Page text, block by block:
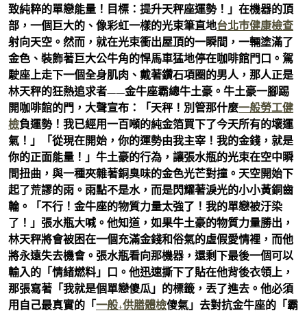
致純粹的單戀能量！目標：提升天秤座運勢！」在機器的頂
部，一個巨大的、像彩虹一樣的光束筆直地台北巿健康檢查
射向天空。然而，就在光束衝出屋頂的一瞬間，一輛塗滿了
金色、裝飾著巨大公牛角的悍馬車猛地停在咖啡館門口。駕
駛座上走下一個全身肌肉、戴著鑽石項圈的男人，那人正是
林天秤的狂熱追求者——金牛座霸總牛土豪。牛土豪一腳踢
開咖啡館的門，大聲宣布：「天秤！別管那什麼一般勞工健
檢負運勢！我已經用一百噸的純金箔買下了今天所有的壞運
氣！」「從現在開始，你的運勢由我主宰！我的金錢，就是
你的正面能量！」牛土豪的行為，讓張水瓶的光束在空中瞬
間扭曲，與一種夾雜著銅臭味的金色光芒對撞。天空開始下
起了荒謬的雨。雨點不是水，而是閃耀著淚光的小小黃銅齒
輪。「不行！金牛座的物質力量太強了！我的單戀被汙染
了！」張水瓶大喊。他知道，如果牛土豪的物質力量勝出，
林天秤將會被困在一個充滿金錢和俗氣的虛假愛情裡，而他
將永遠失去機會。張水瓶看向那機器，還剩下最後一個可以
輸入的「情緒燃料」口。他迅速撕下了貼在他背後衣領上，
那張寫著「我就是個單戀傻瓜」的標籤，丟了進去。他必須
用自己最真實的「一般+供膳體檢傻氣」去對抗金牛座的「霸